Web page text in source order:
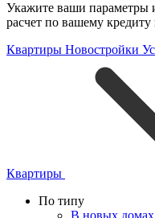
Укажите ваши параметры
расчет по вашему
Квартиры Новостройки
Квартиры
По типу
В новых домах